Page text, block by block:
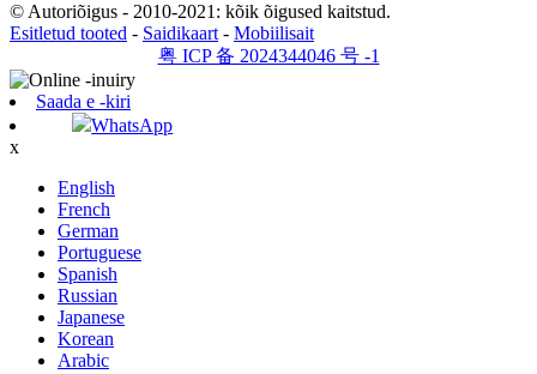
© Autoriõigus - 2010-2021: kõik õigused kaitstud.
Esitletud tooted - Saidikaart- Mobiilisait
粤 ICP 备 2024344046 号 -1
Saada e -kiri
WhatsApp
x
English
French
German
Portuguese
Spanish
Russian
Japanese
Korean
Arabic